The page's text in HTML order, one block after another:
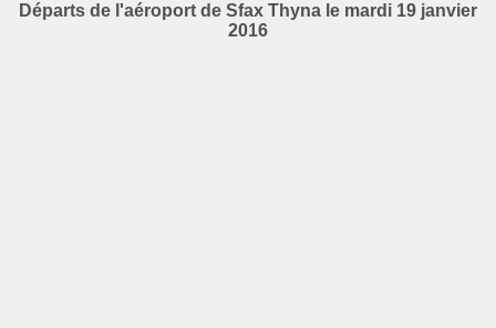
Départs de l'aéroport de Sfax Thyna le mardi 19 janvier
2016